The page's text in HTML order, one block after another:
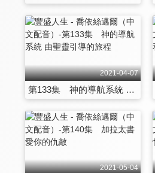
2021-04-07
第133集 神的導航系統 由聖靈引導的旅程
2021-05-04